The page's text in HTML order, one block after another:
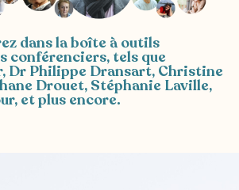
dans la boîte à outils
conférenciers, tels que
Dr Philippe Dransart, Christine
Drouet, Stéphanie Laville,
, et plus encore.